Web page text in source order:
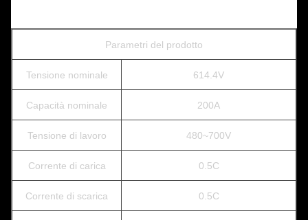
Parametri del prodotto
Tensione nominale 614.4V
Capacità nominale 200A
Tensione di lavoro 480~700V
Corrente di carica 0.5C
Corrente di scarica 0.5C